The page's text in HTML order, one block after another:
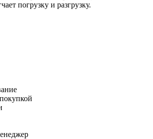
погрузку и разгрузку.